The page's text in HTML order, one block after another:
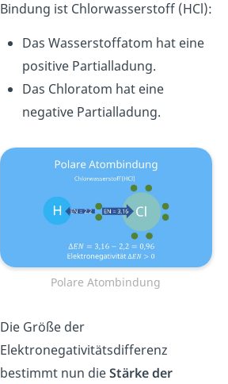
Bindung ist Chlorwasserstoff (HCl):
Das Wasserstoffatom hat eine
positive Partialladung.
Das Chloratom hat eine
negative Partialladung.
Polare Atombindung
Die Größe der
Elektronegativitätsdifferenz
bestimmt nun dieStärke der